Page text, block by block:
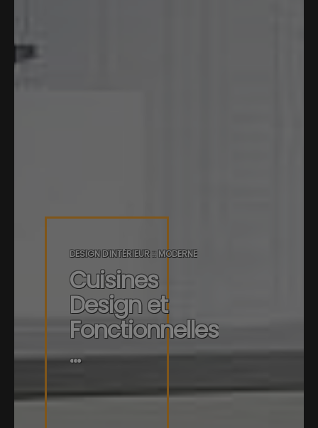
Cuisines
Designet
Fonctionnelles
...
DESIGN D'INTÉRIEUR:: MODERNE